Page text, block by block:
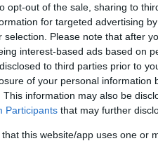
opt-out of the sale, sharing to
for targeted advertising
selection. Please note that after
interest-based ads based on
to third parties prior to
of your personal information
This information may also be
Participants that may further
that this website/app uses one or